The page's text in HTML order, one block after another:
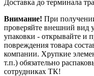
Доставка до терминала
Внимание! При
проверяйте внешний вид
упаковки - открывайте и
повреждения товара
компании. Хрупкие
т.п.) обязательно
сотрудниках ТК!